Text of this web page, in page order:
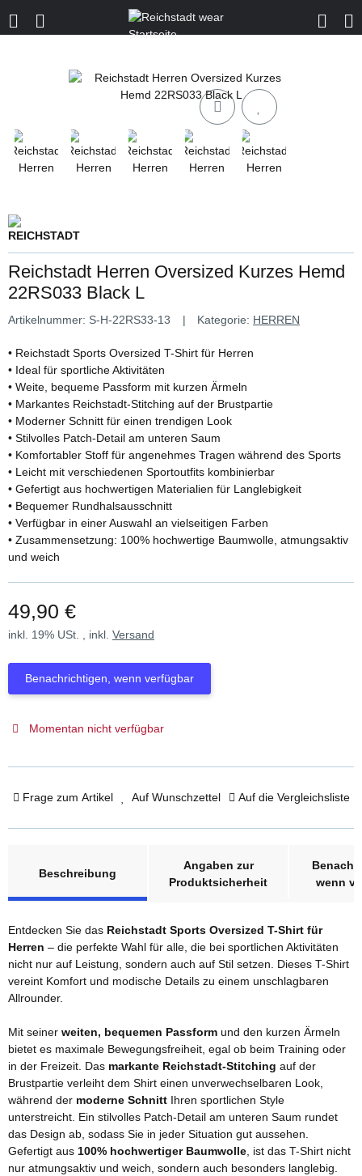
Reichstadt Herren Oversized Kurzes Hemd
22RS033 Black L
Artikelnummer: S-H-22RS33-13 Kategorie: HERREN
• Reichstadt Sports Oversized T-Shirt für Herren
• Ideal für sportliche Aktivitäten
• Weite, bequeme Passform mit kurzen Ärmeln
• Markantes Reichstadt-Stitching auf der Brustpartie
• Moderner Schnitt für einen trendigen Look
• Stilvolles Patch-Detail am unteren Saum
• Komfortabler Stoff für angenehmes Tragen während des Sports
• Leicht mit verschiedenen Sportoutfits kombinierbar
• Gefertigt aus hochwertigen Materialien für Langlebigkeit
• Bequemer Rundhalsausschnitt
• Verfügbar in einer Auswahl an vielseitigen Farben
• Zusammensetzung: 100% hochwertige Baumwolle, atmungsaktiv
und weich
49,90 €
inkl. 19% USt. , inkl. Versand
Benachrichtigen, wenn verfügbar
Momentan nicht verfügbar
Frage zum Artikel Auf Wunschzettel Auf die Vergleichsliste
Beschreibung
Angaben zur
Produktsicherheit
wenn
Entdecken Sie das Reichstadt Sports Oversized T-Shirt für
Herren – die perfekte Wahl für alle, die bei sportlichen Aktivitäten
nicht nur auf Leistung, sondern auch auf Stil setzen. Dieses T-Shirt
vereint Komfort und modische Details zu einem unschlagbaren
Allrounder.
Mit seiner weiten, bequemen Passform und den kurzen Ärmeln
bietet es maximale Bewegungsfreiheit, egal ob beim Training oder
in der Freizeit. Das markante Reichstadt-Stitching auf der
Brustpartie verleiht dem Shirt einen unverwechselbaren Look,
während der moderne Schnitt Ihren sportlichen Style
unterstreicht. Ein stilvolles Patch-Detail am unteren Saum rundet
das Design ab, sodass Sie in jeder Situation gut aussehen.
Gefertigt aus 100% hochwertiger Baumwolle, ist das T-Shirt nicht
nur atmungsaktiv und weich, sondern auch besonders langlebig.